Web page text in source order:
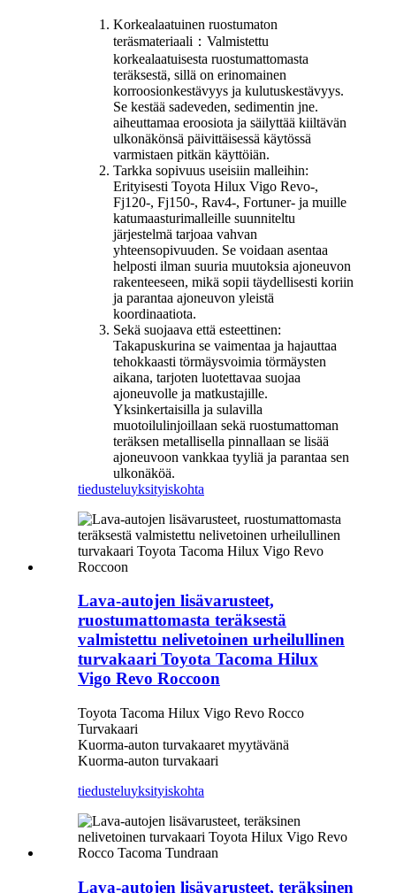
Korkealaatuinen ruostumaton
teräsmateriaali：Valmistettu
korkealaatuisesta ruostumattomasta
teräksestä, sillä on erinomainen
korroosionkestävyys ja kulutuskestävyys.
Se kestää sadeveden, sedimentin jne.
aiheuttamaa eroosiota ja säilyttää kiiltävän
ulkonäkönsä päivittäisessä käytössä
varmistaen pitkän käyttöiän.
Tarkka sopivuus useisiin malleihin:
Erityisesti Toyota Hilux Vigo Revo-,
Fj120-, Fj150-, Rav4-, Fortuner- ja muille
katumaasturimalleille suunniteltu
järjestelmä tarjoaa vahvan
yhteensopivuuden. Se voidaan asentaa
helposti ilman suuria muutoksia ajoneuvon
rakenteeseen, mikä sopii täydellisesti koriin
ja parantaa ajoneuvon yleistä
koordinaatiota.
Sekä suojaava että esteettinen:
Takapuskurina se vaimentaa ja hajauttaa
tehokkaasti törmäysvoimia törmäysten
aikana, tarjoten luotettavaa suojaa
ajoneuvolle ja matkustajille.
Yksinkertaisilla ja sulavilla
muotoilulinjoillaan sekä ruostumattoman
teräksen metallisella pinnallaan se lisää
ajoneuvoon vankkaa tyyliä ja parantaa sen
ulkonäköä.
tiedusteluyksityiskohta
Lava-autojen lisävarusteet,
ruostumattomasta teräksestä
valmistettu nelivetoinen urheilullinen
turvakaari Toyota Tacoma Hilux
Vigo Revo Roccoon
Toyota Tacoma Hilux Vigo Revo Rocco
Turvakaari
Kuorma-auton turvakaaret myytävänä
Kuorma-auton turvakaari
tiedusteluyksityiskohta
Lava-autojen lisävarusteet, teräksinen